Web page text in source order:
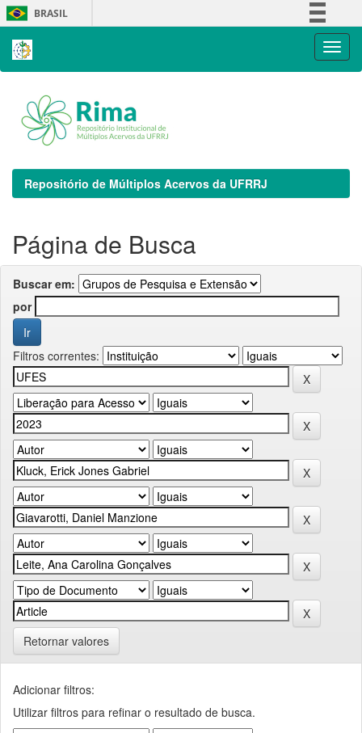
Skip
navigation
BRASIL
Repositório de Múltiplos Acervos da UFRRJ
Página de Busca
Buscar em:
por
Filtros correntes:
Retornar valores
Adicionar filtros:
Utilizar filtros para refinar o resultado de busca.